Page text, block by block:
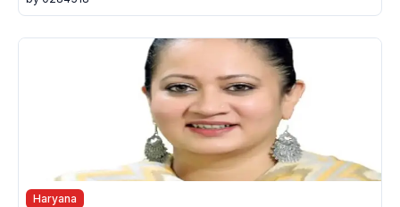
Haryana